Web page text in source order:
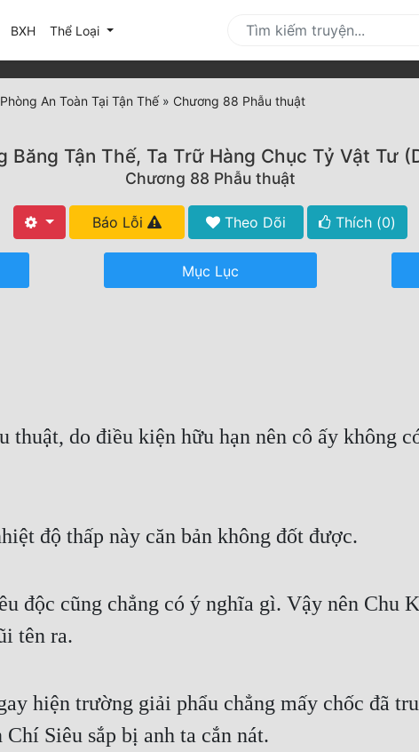
BXH Thể Loại
An Toàn Tại Tận Thế» Chương 88 Phẫu thuật
Băng Tận Thế, Ta Trữ Hàng Chục Tỷ Vật Tư
Chương 88 Phẫu thuật
Báo Lỗi Theo Dõi Thích (0)
Mục Lục
độ thấp này căn bản không đốt được.
độc cũng chẳng có ý nghĩa gì. Vậy nên Chu
tên ra.
hiện trường giải phẩu chẳng mấy chốc đã
Siêu sắp bị anh ta cắn nát.